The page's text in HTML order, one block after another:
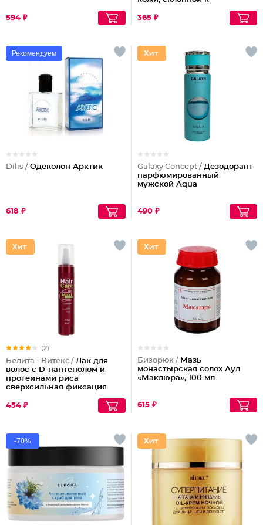
594 ₽
Panthenol Urea
365 ₽
Рекомендуем
Dilis / Одеколон Арктик
618 ₽
Galaxy Concept / Дезодорант
парфюмированный
мужской Aqua
490 ₽
(2)
Белита - Витекс / Лак для
волос с D-пантенолом и
протеинами риса
сверхсильная фиксация
454 ₽
Бизорюк / Мазь
монастырская солох Аул
«Маклюра», 100 мл.
615 ₽
-70%